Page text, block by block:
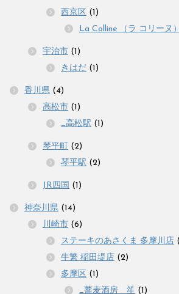
西京区 (1)
La Colline （ラ コリーヌ）
宇治市 (1)
きはだ (1)
香川県 (4)
高松市 (1)
_高松駅 (1)
琴平町 (2)
琴平駅 (2)
JR四国 (1)
神奈川県 (14)
川崎市 (6)
ステーキのあさくま 多摩川店
牛繁 稲田堤店 (2)
多摩区 (1)
_蕎麦酒房 笙 (1)